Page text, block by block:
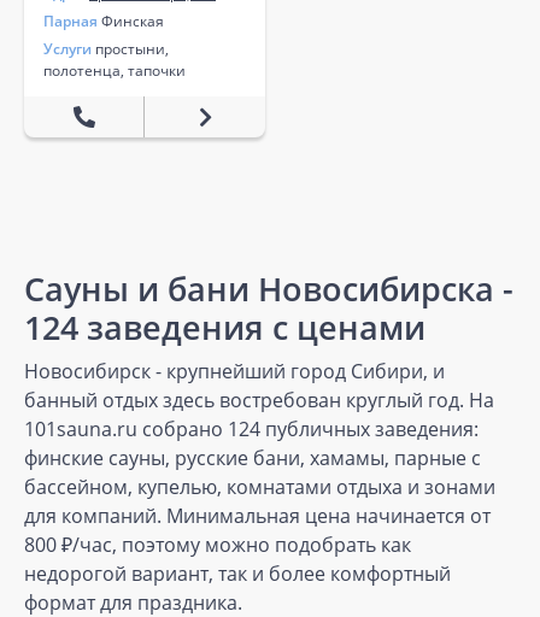
Парная Финская
Услуги простыни,
полотенца, тапочки
Сауны и бани Новосибирска -
124 заведения с ценами
Новосибирск - крупнейший город Сибири, и
банный отдых здесь востребован круглый год. На
101sauna.ru собрано 124 публичных заведения:
финские сауны, русские бани, хамамы, парные с
бассейном, купелью, комнатами отдыха и зонами
для компаний. Минимальная цена начинается от
800 ₽/час, поэтому можно подобрать как
недорогой вариант, так и более комфортный
формат для праздника.